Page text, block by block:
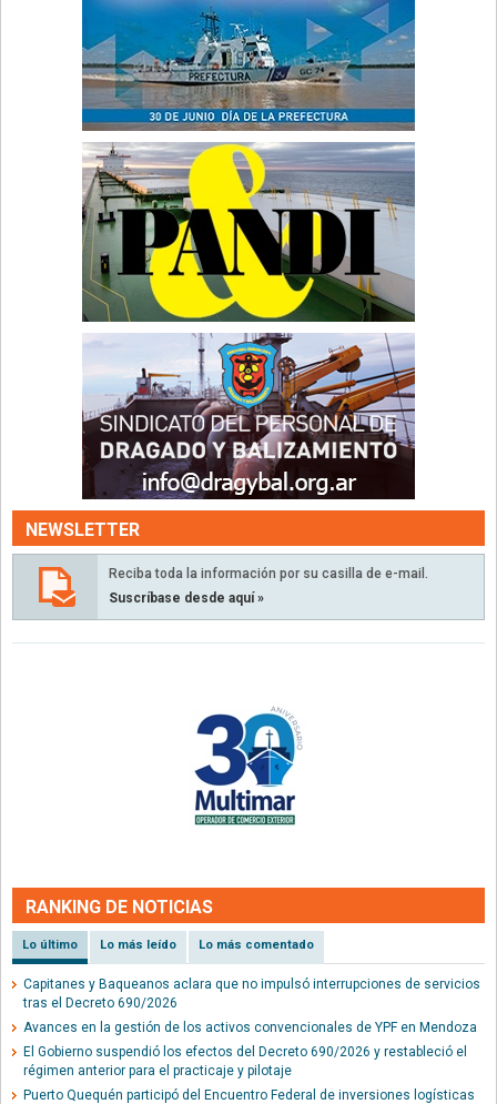
NEWSLETTER
Reciba toda la información por su casilla de e-mail.
Suscríbase desde aquí »
RANKING DE NOTICIAS
Lo último Lo más leído Lo más comentado
Capitanes y Baqueanos aclara que no impulsó interrupciones de servicios
tras el Decreto 690/2026
Avances en la gestión de los activos convencionales de YPF en Mendoza
El Gobierno suspendió los efectos del Decreto 690/2026 y restableció el
régimen anterior para el practicaje y pilotaje
Puerto Quequén participó del Encuentro Federal de inversiones logísticas